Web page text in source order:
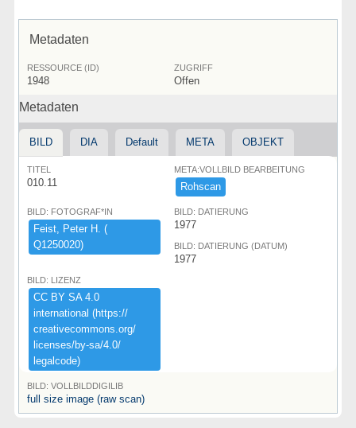
Metadaten
RESSOURCE (ID)
1948
ZUGRIFF
Offen
Metadaten
BILD DIA Default META OBJEKT
TITEL
010.11
META:VOLLBILD BEARBEITUNG
Rohscan
BILD: FOTOGRAF*IN
Feist,​ ​Peter ​H.​ ​(​
Q1250020)​
BILD: DATIERUNG
1977
BILD: DATIERUNG (DATUM)
1977
BILD: LIZENZ
CC ​BY ​SA ​4.​0 ​
international ​(​https:​/​/​
creativecommons.​org/​
licenses/​by-​sa/​4.​0/​
legalcode)​
BILD: VOLLBILDDIGILIB
full size image (raw scan)